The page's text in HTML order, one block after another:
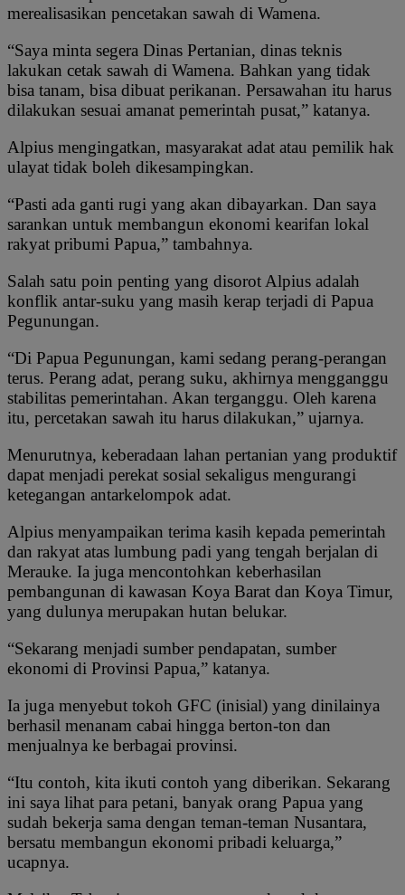
merealisasikan pencetakan sawah di Wamena.
“Saya minta segera Dinas Pertanian, dinas teknis
lakukan cetak sawah di Wamena. Bahkan yang tidak
bisa tanam, bisa dibuat perikanan. Persawahan itu harus
dilakukan sesuai amanat pemerintah pusat,” katanya.
Alpius mengingatkan, masyarakat adat atau pemilik hak
ulayat tidak boleh dikesampingkan.
“Pasti ada ganti rugi yang akan dibayarkan. Dan saya
sarankan untuk membangun ekonomi kearifan lokal
rakyat pribumi Papua,” tambahnya.
Salah satu poin penting yang disorot Alpius adalah
konflik antar-suku yang masih kerap terjadi di Papua
Pegunungan.
“Di Papua Pegunungan, kami sedang perang-perangan
terus. Perang adat, perang suku, akhirnya mengganggu
stabilitas pemerintahan. Akan terganggu. Oleh karena
itu, percetakan sawah itu harus dilakukan,” ujarnya.
Menurutnya, keberadaan lahan pertanian yang produktif
dapat menjadi perekat sosial sekaligus mengurangi
ketegangan antarkelompok adat.
Alpius menyampaikan terima kasih kepada pemerintah
dan rakyat atas lumbung padi yang tengah berjalan di
Merauke. Ia juga mencontohkan keberhasilan
pembangunan di kawasan Koya Barat dan Koya Timur,
yang dulunya merupakan hutan belukar.
“Sekarang menjadi sumber pendapatan, sumber
ekonomi di Provinsi Papua,” katanya.
Ia juga menyebut tokoh GFC (inisial) yang dinilainya
berhasil menanam cabai hingga berton-ton dan
menjualnya ke berbagai provinsi.
“Itu contoh, kita ikuti contoh yang diberikan. Sekarang
ini saya lihat para petani, banyak orang Papua yang
sudah bekerja sama dengan teman-teman Nusantara,
bersatu membangun ekonomi pribadi keluarga,”
ucapnya.